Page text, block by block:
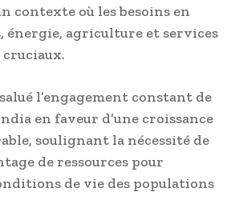
contexte où les besoins en
agriculture et services
l’engagement constant de
en faveur d’une croissance
soulignant la nécessité de
de ressources pour
de vie des populations